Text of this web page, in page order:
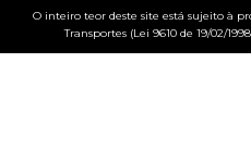
O inteiro teor deste site está sujeito à
Transportes (Lei 9610 de 19/02/